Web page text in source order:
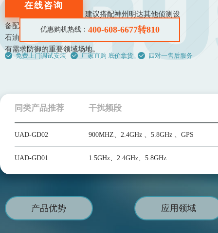
：固定式安装，建议搭配神州明达其他侦测设
备配套使用，效果更佳。适用于军警部队、电厂电站、
石油石化、航空机场、公安司法、监管场所等对无人机
有需求防御的重要领域场地。
在线咨询
优惠购机热线： 400-608-6677转810
免费上门调试安装 厂家直购 底价拿货 四对一售后服务
同类产品推荐 干扰频段
UAD-GD02 900MHZ、2.4GHz 、5.8GHz 、GPS
UAD-GD01 1.5GHz、2.4GHz、5.8GHz
产品优势 应用领域